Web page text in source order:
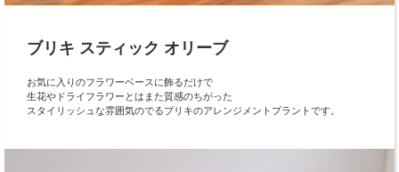
ブリキ スティック オリーブ
お気に入りのフラワーベースに飾るだけで
生花やドライフラワーとはまた質感のちがった
スタイリッシュな雰囲気のでるブリキのアレンジメントプラントです。